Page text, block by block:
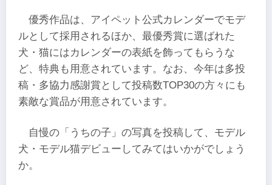
優秀作品は、アイペット公式カレンダーでモデ
ルとして採用されるほか、最優秀賞に選ばれた
犬・猫にはカレンダーの表紙を飾ってもらうな
ど、特典も用意されています。なお、今年は多投
稿・多協力感謝賞として投稿数TOP30の方々にも
素敵な賞品が用意されています。
自慢の「うちの子」の写真を投稿して、モデル
犬・モデル猫デビューしてみてはいかがでしょう
か。